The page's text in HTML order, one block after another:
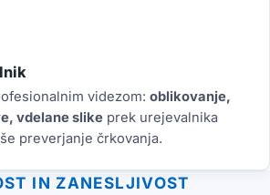
videzom: oblikovanje,
vdelane slike prek urejevalnika
preverjanje črkovanja.
IN ZANESLJIVOST